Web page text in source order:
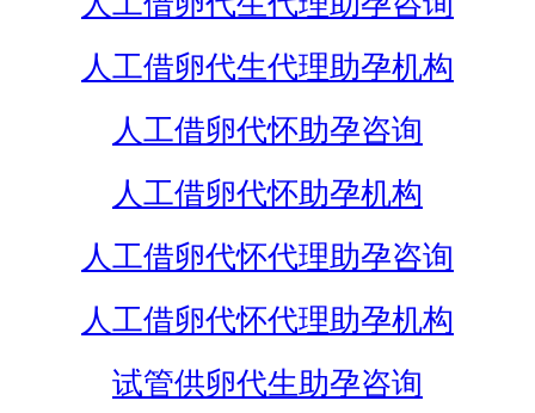
人工借卵代生代理助孕机构
人工借卵代怀助孕咨询
人工借卵代怀助孕机构
人工借卵代怀代理助孕咨询
人工借卵代怀代理助孕机构
试管供卵代生助孕咨询